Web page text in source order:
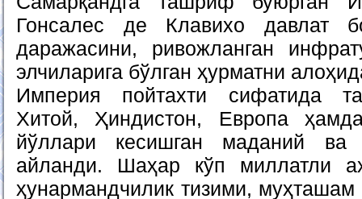
Гонсалес де Клавихо давлат
даражасини, ривожланган
элчиларига бўлган ҳурматни
Империя пойтахти сифатида
Хитой, Ҳиндистон, Европа
йўллари кесишган маданий ва
айланди. Шаҳар кўп миллатли
ҳунармандчилик тизими,